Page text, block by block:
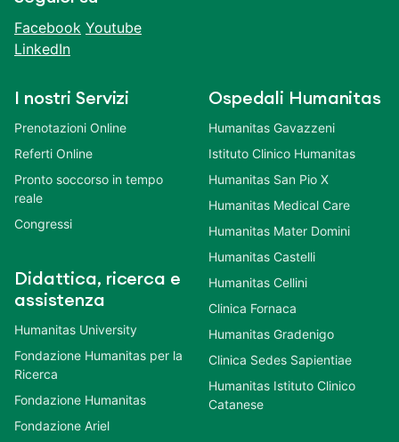
Facebook Youtube
LinkedIn
I nostri Servizi
Prenotazioni Online
Referti Online
Pronto soccorso in tempo
reale
Congressi
Didattica, ricerca e
assistenza
Humanitas University
Fondazione Humanitas per la
Ricerca
Fondazione Humanitas
Fondazione Ariel
Ospedali Humanitas
Humanitas Gavazzeni
Istituto Clinico Humanitas
Humanitas San Pio X
Humanitas Medical Care
Humanitas Mater Domini
Humanitas Castelli
Humanitas Cellini
Clinica Fornaca
Humanitas Gradenigo
Clinica Sedes Sapientiae
Humanitas Istituto Clinico
Catanese